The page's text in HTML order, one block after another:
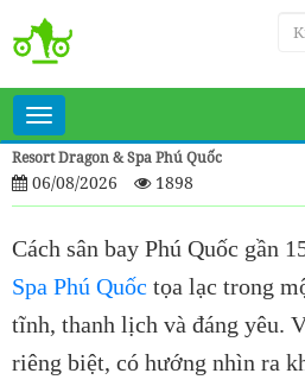
Toggle
navigation
Resort Dragon & Spa Phú Quốc
06/08/2026 1898
Cách sân bay Phú Quốc gần
Spa Phú Quốc tọa lạc trong
tĩnh, thanh lịch và đáng yêu.
riêng biệt, có hướng nhìn ra